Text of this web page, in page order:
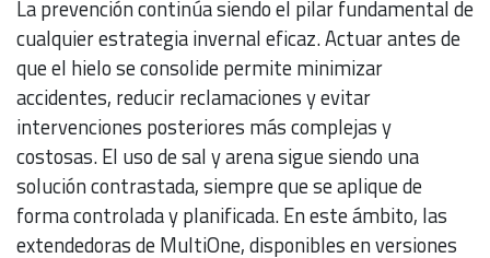
La prevención continúa siendo el pilar fundamental de
cualquier estrategia invernal eficaz. Actuar antes de
que el hielo se consolide permite minimizar
accidentes, reducir reclamaciones y evitar
intervenciones posteriores más complejas y
costosas. El uso de sal y arena sigue siendo una
solución contrastada, siempre que se aplique de
forma controlada y planificada. En este ámbito, las
extendedoras de MultiOne, disponibles en versiones